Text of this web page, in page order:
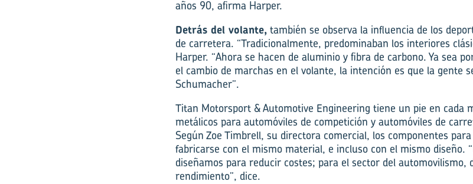
años 90, afirma Harper.
Detrás del volante, también se observa la influencia de los
de carretera. “Tradicionalmente, predominaban los interiores
Harper. “Ahora se hacen de aluminio y fibra de carbono. Ya sea
el cambio de marchas en el volante, la intención es que la gente
Schumacher”.
Titan Motorsport & Automotive Engineering tiene un pie en cada
metálicos para automóviles de competición y automóviles de
Según Zoe Timbrell, su directora comercial, los componentes
fabricarse con el mismo material, e incluso con el mismo diseño.
diseñamos para reducir costes; para el sector del
rendimiento”, dice.